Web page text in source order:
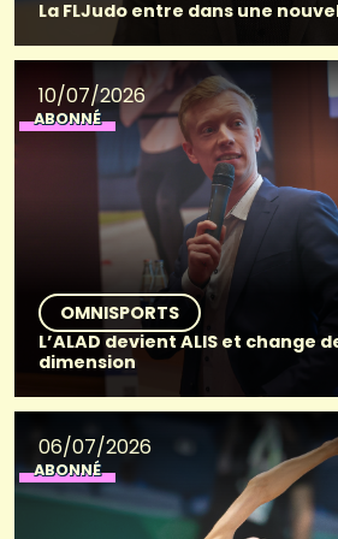
La FLJudo entre dans une
10/07/2026
ABONNÉ
OMNISPORTS
L’ALAD devient ALIS et change
dimension
06/07/2026
ABONNÉ